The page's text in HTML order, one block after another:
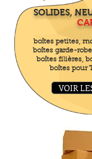
SOLIDES,
boîtes petites,
boîtes garde-
boîtes filières,
boîtes pour
VOIR